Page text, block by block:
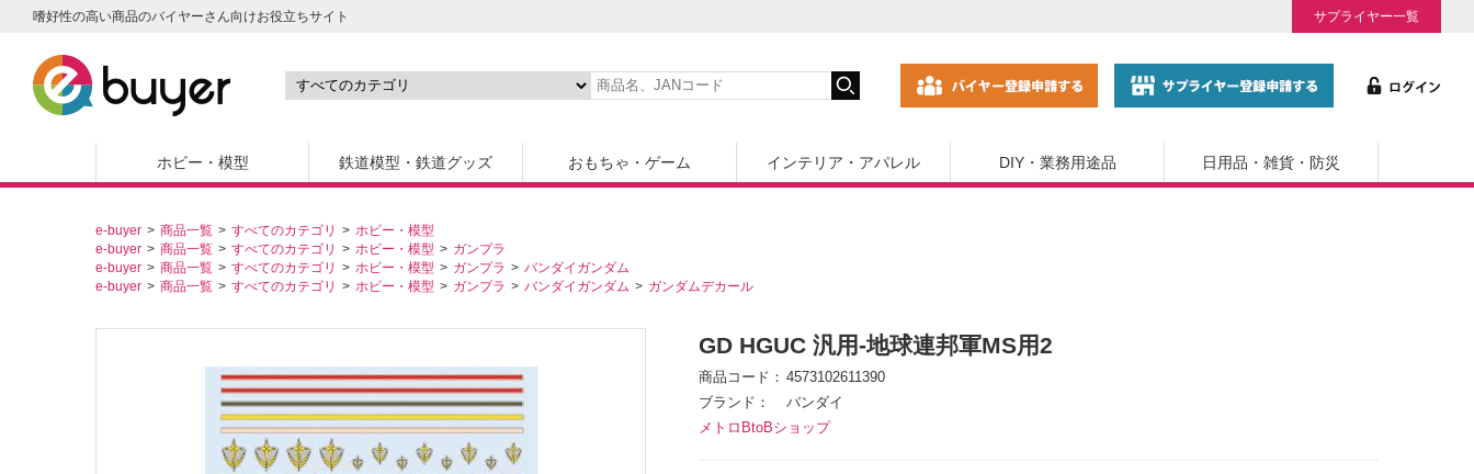
嗜好性の高い商品のバイヤーさん向けお役立ちサイト サプライヤー一覧
ホビー・模型 鉄道模型・鉄道グッズ おもちゃ・ゲーム インテリア・アパレル DIY・業務用途品 日用品・雑貨・防災
e-buyer 商品一覧 すべてのカテゴリ
ホビー・模型
e-buyer
商品一覧 すべてのカテゴリ ホビー・模型
ガンプラ
e-buyer
商品一覧 すべてのカテゴリ ホビー・模型 ガンプラ
バンダイガンダム
e-buyer
商品一覧 すべてのカテゴリ ホビー・模型 ガンプラ バンダイガンダム ガンダムデカール
GD HGUC 汎用-地球連邦軍MS用2
商品コード
4573102611390
ブランド
バンダイ
メトロBtoBショップ